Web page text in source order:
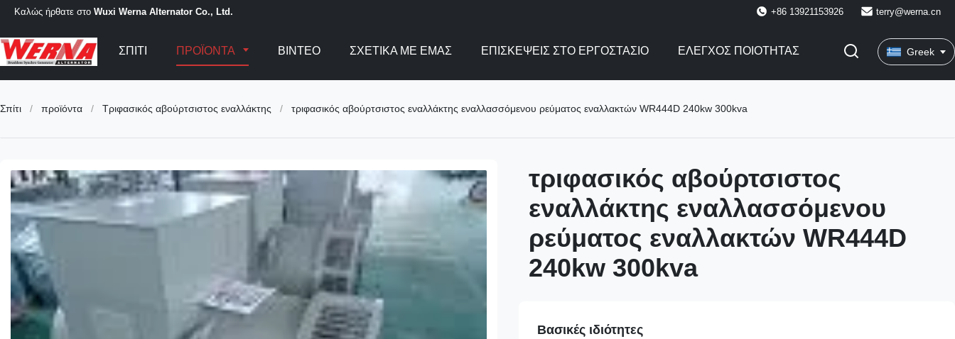
Καλώς ήρθατε στο Wuxi Werna Alternator Co., Ltd. +86 13921153926 terry@werna.cn
ΣΠΊΤΙ ΠΡΟΪΌΝΤΑ ΒΊΝΤΕΟ ΣΧΕΤΙΚΆ ΜΕ ΕΜΆΣ ΕΠΙΣΚΈΨΕΙΣ ΣΤΟ ΕΡΓΟΣΤΆΣΙΟ ΈΛΕΓΧΟΣ ΠΟΙΌΤΗΤΑΣ Greek
Σπίτι / προϊόντα / Τριφασικός αβούρτσιστος εναλλάκτης / τριφασικός αβούρτσιστος εναλλάκτης εναλλασσόμενου ρεύματος εναλλακτών WR444D 240kw 300kva
τριφασικός αβούρτσιστος
εναλλάκτης εναλλασσόμενου
ρεύματος εναλλακτών WR444D
240kw 300kva
Βασικές ιδιότητες